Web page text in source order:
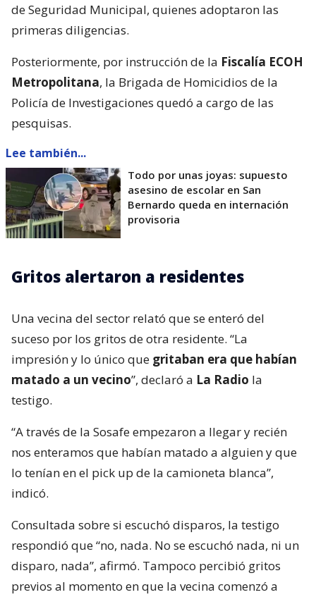
de Seguridad Municipal, quienes adoptaron las
primeras diligencias.
Posteriormente, por instrucción de la Fiscalía ECOH
Metropolitana, la Brigada de Homicidios de la
Policía de Investigaciones quedó a cargo de las
pesquisas.
Lee también...
Todo por unas joyas: supuesto
asesino de escolar en San
Bernardo queda en internación
provisoria
Gritos alertaron a residentes
Una vecina del sector relató que se enteró del
suceso por los gritos de otra residente. “La
impresión y lo único que gritaban era que habían
matado a un vecino”, declaró a La Radio la
testigo.
“A través de la Sosafe empezaron a llegar y recién
nos enteramos que habían matado a alguien y que
lo tenían en el pick up de la camioneta blanca”,
indicó.
Consultada sobre si escuchó disparos, la testigo
respondió que “no, nada. No se escuchó nada, ni un
disparo, nada”, afirmó. Tampoco percibió gritos
previos al momento en que la vecina comenzó a